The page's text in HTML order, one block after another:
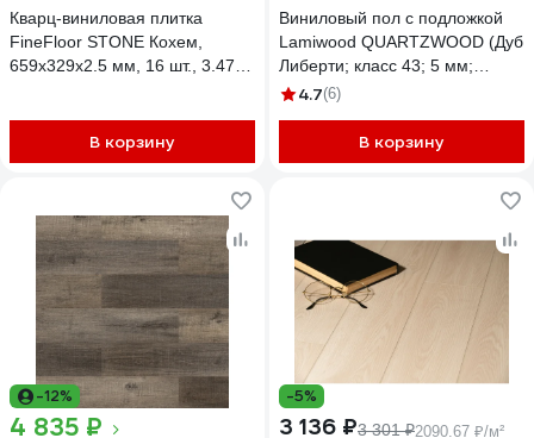
Кварц-виниловая плитка
FineFloor STONE Кохем,
659х329х2.5 мм, 16 шт., 3.47
В корзину
Виниловый пол с подложкой
Lamiwood QUARTZWOOD (Дуб
Либерти; класс 43; 5 мм;
микрофаска; площадь
4.7(6)
В корзину
-12%
4 835 ₽
-5%
3 136 ₽3 301 ₽2090.67 ₽/м²